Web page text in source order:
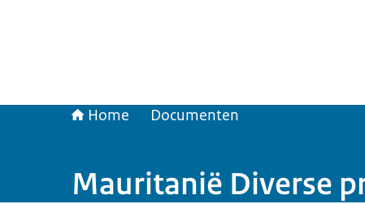
Home Documenten
Mauritanië Diverse